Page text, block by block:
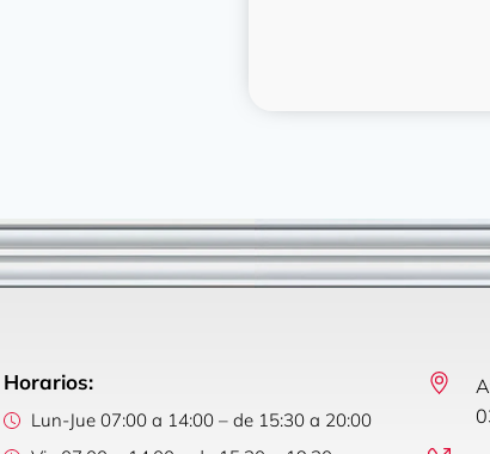
Horarios:
Lun-Jue 07:00 a 14:00 – de 15:30 a 20:00